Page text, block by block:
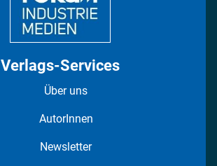
Verlags-Services
Über uns
AutorInnen
Newsletter